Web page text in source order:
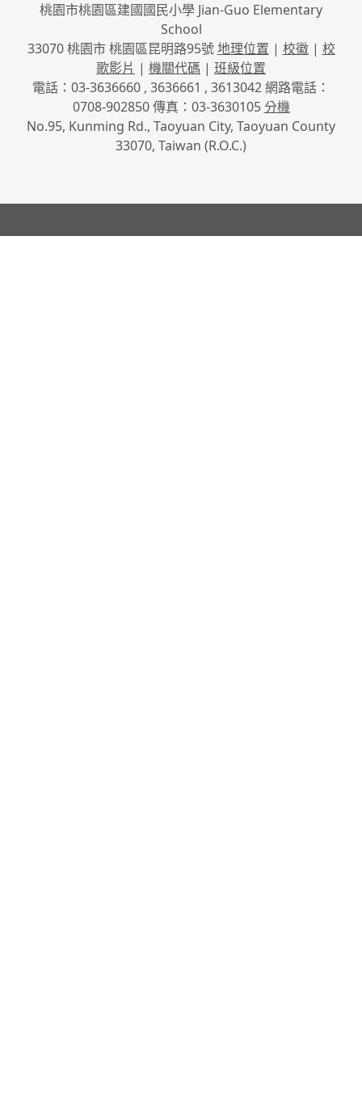
桃園市桃園區建國國民小學 Jian-Guo Elementary
School
33070 桃園市 桃園區昆明路95號地理位置 | 校徽| 校
歌影片 | 機關代碼 | 班級位置
電話：03-3636660 , 3636661 , 3613042 網路電話：
0708-902850 傳真：03-3630105分機
No.95, Kunming Rd., Taoyuan City, Taoyuan County
33070, Taiwan (R.O.C.)